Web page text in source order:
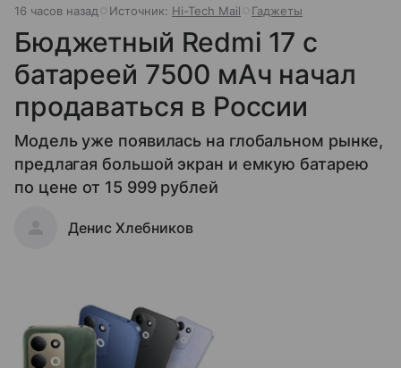
16 часов назад Источник: Hi-Tech Mail Гаджеты
Бюджетный Redmi 17 с
батареей 7500 мАч начал
продаваться в России
Модель уже появилась на глобальном рынке,
предлагая большой экран и емкую батарею
по цене от 15 999 рублей
Денис Хлебников